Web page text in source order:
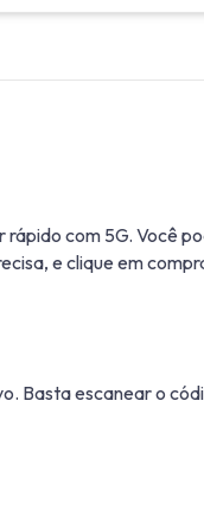
com 5G. Você
e clique em
Basta escanear o